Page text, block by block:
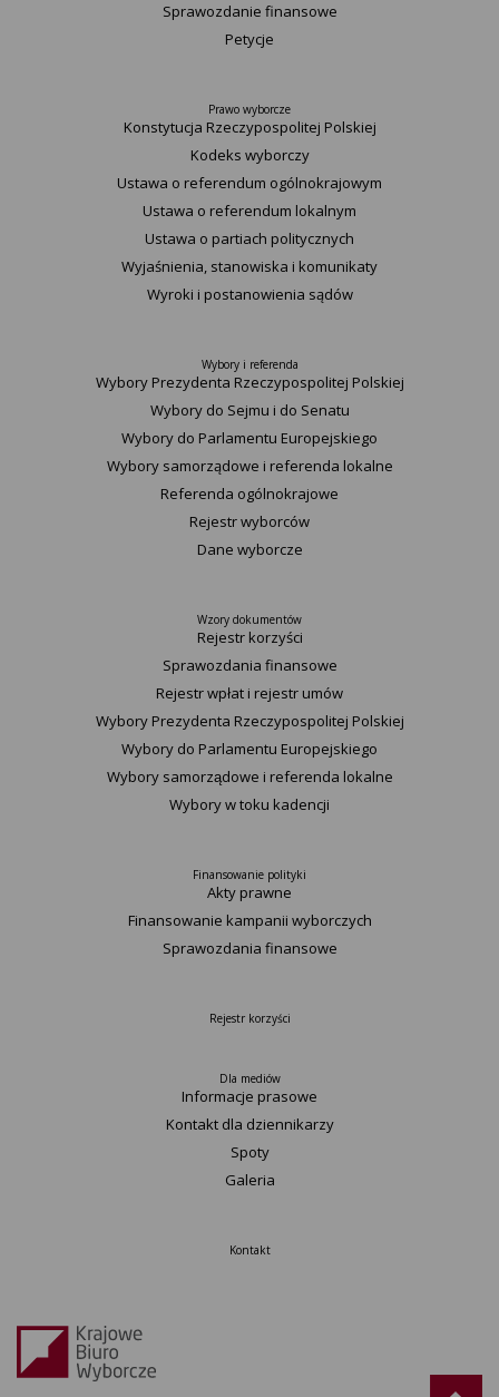
Sprawozdanie finansowe
Petycje
Prawo wyborcze
Konstytucja Rzeczypospolitej Polskiej​
Kodeks wyborczy
Ustawa o referendum ogólnokrajowym
Ustawa o referendum lokalnym
Ustawa o partiach politycznych
Wyjaśnienia, stanowiska i komunikaty
Wyroki i postanowienia sądów
Wybory i referenda
Wybory Prezydenta Rzeczypospolitej Polskiej
Wybory do Sejmu i do Senatu
Wybory do Parlamentu Europejskiego
Wybory samorządowe i referenda lokalne
Referenda ogólnokrajowe
Rejestr wyborców
Dane wyborcze
Wzory dokumentów
Rejestr korzyści
Sprawozdania finansowe
Rejestr wpłat i rejestr umów
Wybory Prezydenta Rzeczypospolitej Polskiej
Wybory do Parlamentu Europejskiego
Wybory samorządowe i referenda lokalne
Wybory w toku kadencji
Finansowanie polityki
Akty prawne
Finansowanie kampanii wyborczych
Sprawozdania finansowe
Rejestr korzyści
Dla mediów
Informacje prasowe
Kontakt dla dziennikarzy
Spoty
Galeria
Kontakt